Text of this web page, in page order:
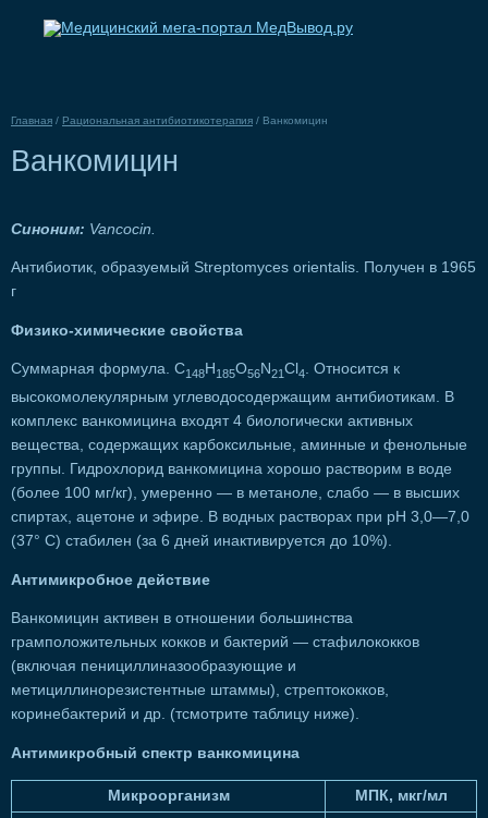
Главная / Рациональная антибиотикотерапия / Ванкомицин
Ванкомицин
Синоним: Vancocin.
Антибиотик, образуемый Streptomyces orientalis. Получен в 1965
г
Физико-химические свойства
Суммарная формула. C148H 185О56N21Cl 4. Относится к
высокомолекулярным углеводосодержащим антибиотикам. В
комплекс ванкомицина входят 4 биологически активных
вещества, содержащих карбоксильные, аминные и фенольные
группы. Гидрохлорид ванкомицина хорошо растворим в воде
(более 100 мг/кг), умеренно — в метаноле, слабо — в высших
спиртах, ацетоне и эфире. В водных растворах при рН 3,0—7,0
(37° С) стабилен (за 6 дней инактивируется до 10%).
Антимикробное действие
Ванкомицин активен в отношении большинства
грамположительных кокков и бактерий — стафилококков
(включая пенициллиназообразующие и
метициллинорезистентные штаммы), стрептококков,
коринебактерий и др. (тсмотрите таблицу ниже).
Антимикробный спектр ванкомицина
Микроорганизм
МПК, мкг/мл